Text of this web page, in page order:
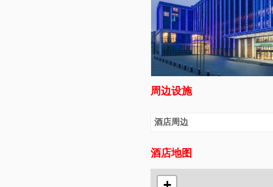
周边设施
酒店周边
酒店地图